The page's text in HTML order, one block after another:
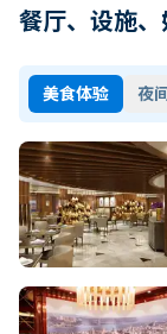
餐厅、设施
美食体验 夜